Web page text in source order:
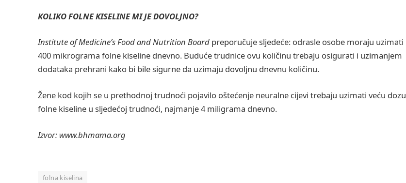
KOLIKO FOLNE KISELINE MI JE DOVOLJNO?
Institute of Medicine’s Food and Nutrition Board preporučuje sljedeće: odrasle osobe moraju uzimati
400 mikrograma folne kiseline dnevno. Buduće trudnice ovu količinu trebaju osigurati i uzimanjem
dodataka prehrani kako bi bile sigurne da uzimaju dovoljnu dnevnu količinu.
Žene kod kojih se u prethodnoj trudnoći pojavilo oštećenje neuralne cijevi trebaju uzimati veću dozu
folne kiseline u sljedećoj trudnoći, najmanje 4 miligrama dnevno.
Izvor: www.bhmama.org
folna kiselina